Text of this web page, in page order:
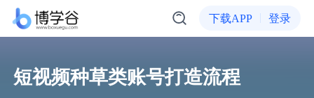
下载APP 登录
短视频种草类账号打造流程